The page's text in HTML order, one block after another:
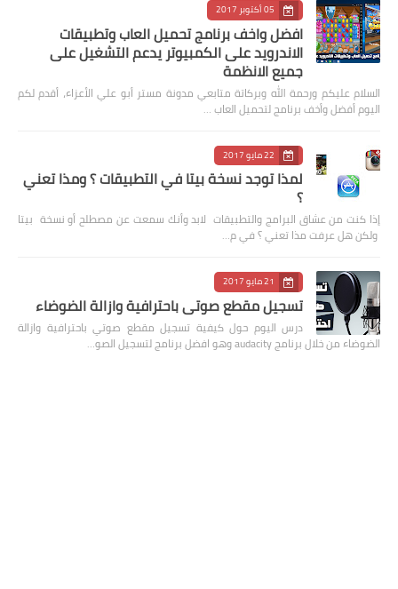
05 أكتوبر 2017
افضل واخف برنامج تحميل العاب وتطبيقات
الاندرويد على الكمبيوتر يدعم التشغيل على
جميع الانظمة
السلام عليكم ورحمة الله وبركاتة متابعي مدونة مستر أبو علي الأعزاء، أقدم لكم
اليوم أفضل وأخف برنامج لتحميل العاب …
22 مايو 2017
لمذا توجد نسخة بيتا في التطبيقات ؟ ومذا تعني
؟
إذا كنت من عشاق البرامج والتطبيقات لابد وأنك سمعت عن مصطلح أو نسخة بيتا
ولكن هل عرفت مذا تعني ؟ في م…
21 مايو 2017
تسجيل مقطع صوتي باحترافية وازالة الضوضاء
درس اليوم حول كيفية تسجيل مقطع صوتي باحترافية وازالة
الضوضاء من خلال برنامج audacity وهو افضل برنامج لتسجيل الصو…